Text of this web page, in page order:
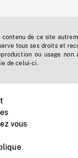
contenu de ce site
tous ses droits et
ou usage
de celui-ci.
vous